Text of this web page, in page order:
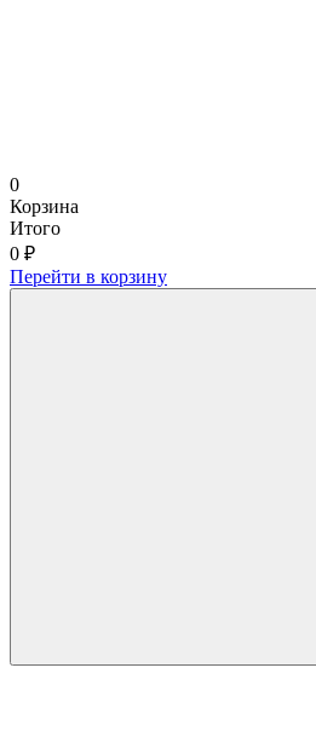
0
Корзина
Итого
0 ₽
Перейти в корзину